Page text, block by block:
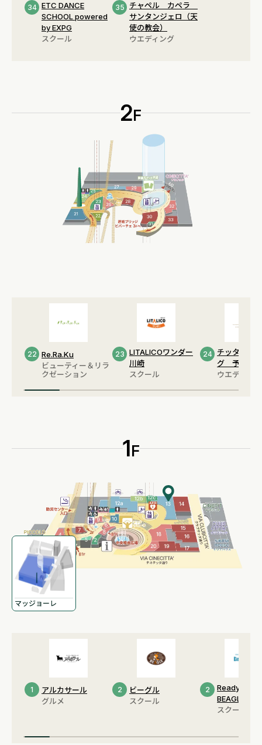
マッジョーレ
34 ETC DANCE
SCHOOL powered
by EXPG
スクール
35
チャペル カペラ
サンタンジェロ（天
使の教会）
ウエディング
2F
22 Re.Ra.Ku
ビューティー＆リラ
クゼーション
23 LITALICOワンダー
川崎
スクール
24
チッタウエ
グ 予約デ
ウエディング
1F
1
アルカサール
グルメ
2
ビーグル
スクール
2
Ready Up by
BEAGLE
スクール